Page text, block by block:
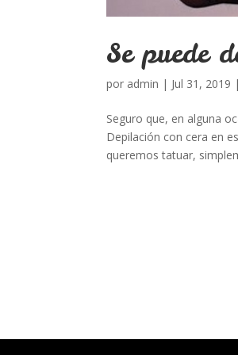
Se puede
por admin | Jul 31, 2019 |
Seguro que, en alguna
Depilación con cera en
queremos tatuar,